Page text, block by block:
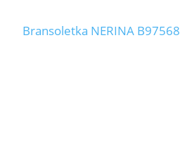
Bransoletka NERINA B97568